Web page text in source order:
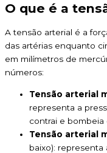
O que é a
A tensão arterial é a
das artérias enquanto
em milímetros de
números:
Tensão arterial
representa a
contrai e bombeia
Tensão arterial
baixo):